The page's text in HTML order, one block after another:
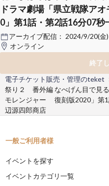
ドラマ劇場「県立戦隊ア
0」第1話・第2話16分07秒
アーカイブ配信： 2024/9/20(金
オンライン
終了
電子チケット販売・管理のteket
祭り２ 番外編 なべげん目で見
モレンジャー 復刻版2020」第1
辺源四郎商店
一般ご利用者様
イベントを探す
イベントカテゴリ一覧